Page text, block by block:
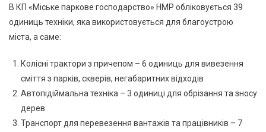
В КП «Міське паркове господарство» НМР обліковується 39
одиниць техніки, яка використовується для благоустрою
міста, а саме:
Колісні трактори з причепом – 6 одиниць для вивезення
сміття з парків, скверів, негабаритних відходів
Автопідіймальна техніка – 3 одиниці для обрізання та зносу
дерев
Транспорт для перевезення вантажів та працівників – 7